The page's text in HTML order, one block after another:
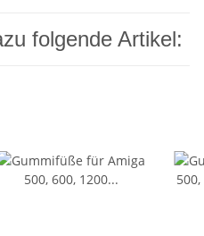
folgende Artikel: